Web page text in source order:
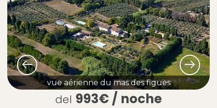
vue aérienne du mas des figues
del 993€ / noche